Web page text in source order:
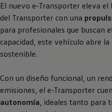
El nuevo e-Transporter eleva el
del Transporter con una
para profesionales que buscan
capacidad, este vehículo abre
sostenible.
Con un diseño funcional, un
emisiones, el e-Transporter
autonomía, ideales tanto para